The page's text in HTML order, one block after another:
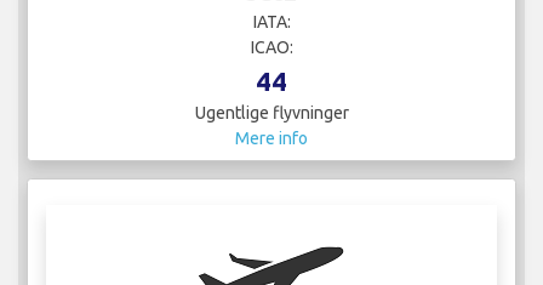
IATA:
ICAO:
44
Ugentlige flyvninger
Mere info